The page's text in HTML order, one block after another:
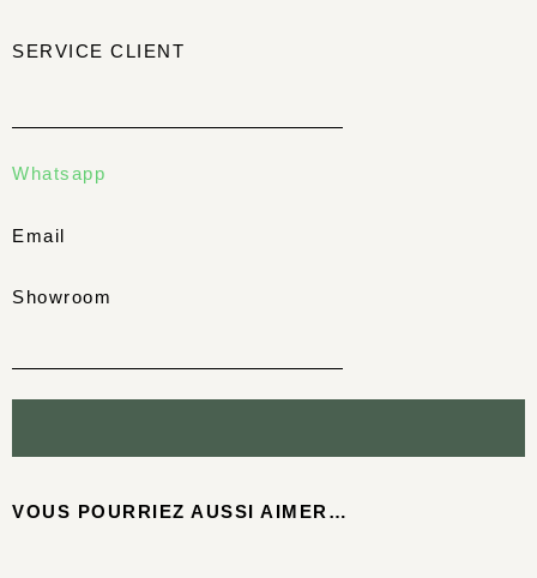
SERVICE CLIENT
Whatsapp
Email
Showroom
VOUS POURRIEZ AUSSI AIMER…